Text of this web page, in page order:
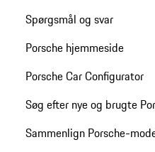
Spørgsmål og svar
Porsche hjemmeside
Porsche Car Configurator
Søg efter nye og brugte
Sammenlign Porsche-